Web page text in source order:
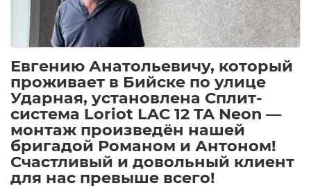
Евгению Анатольевичу, который
проживает в Бийске по улице
Ударная, установлена Сплит-
система Loriot LAC 12 TA Neon —
монтаж произведён нашей
бригадой Романом и Антоном!
Счастливый и довольный клиент
для нас превыше всего!